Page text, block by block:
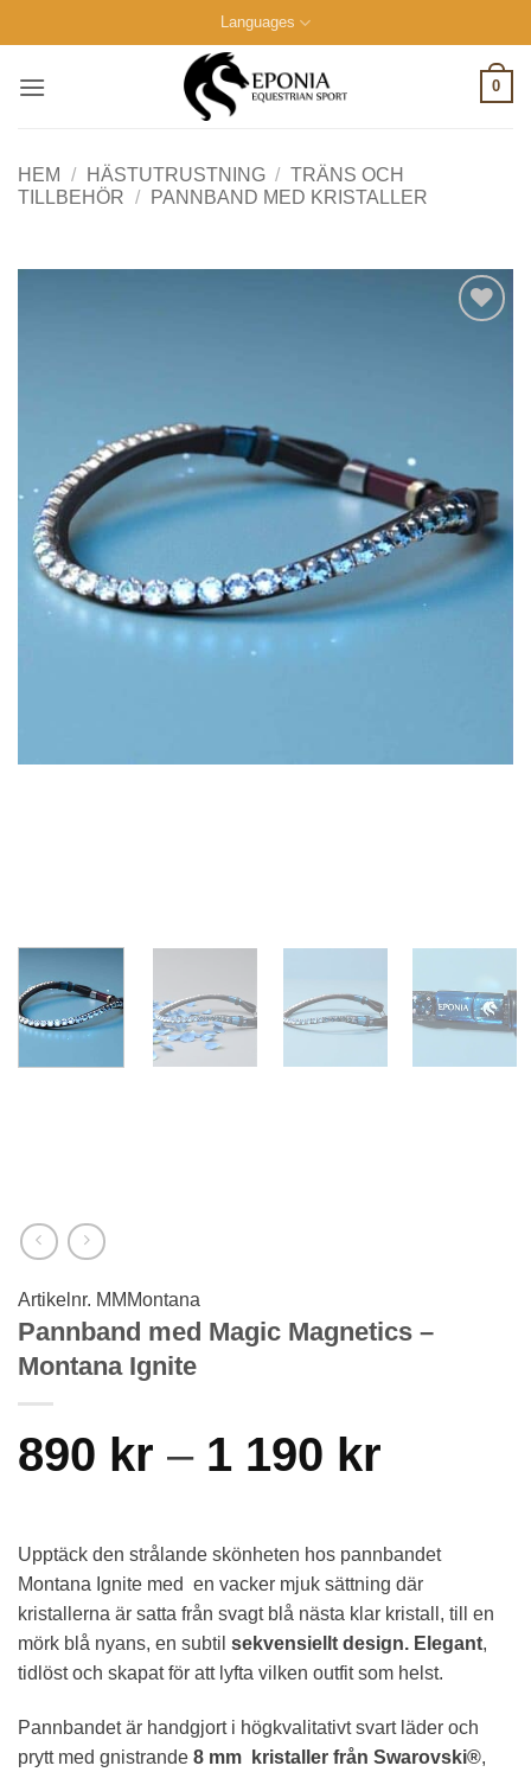
to
Languages
0
HEM / HÄSTUTRUSTNING / TRÄNS OCH
TILLBEHÖR / PANNBAND MED KRISTALLER
Artikelnr. MMMontana
Pannband med Magic Magnetics –
Montana Ignite
890 kr – 1 190 kr
890 kr
1
190 kr
Upptäck den strålande skönheten hos pannbandet
Montana Ignite med en vacker mjuk sättning där
kristallerna är satta från svagt blå nästa klar kristall, till en
mörk blå nyans, en subtil sekvensiellt design. Elegant,
tidlöst och skapat för att lyfta vilken outfit som helst.
Pannbandet är handgjort i högkvalitativt svart läder och
prytt med gnistrande 8 mm kristaller från Swarovski®,